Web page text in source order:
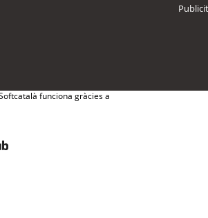
funciona gràcies a